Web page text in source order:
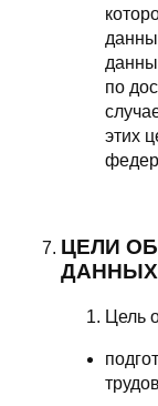
по
этих
ЦЕЛИ
ДАННЫХ
Цель